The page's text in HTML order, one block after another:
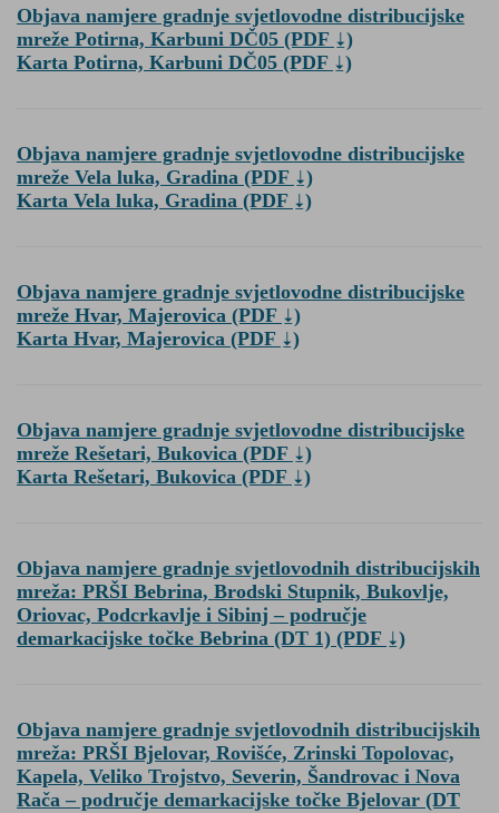
Objava namjere gradnje svjetlovodne distribucijske
mreže Potirna, Karbuni DČ05 (PDF
)
Karta Potirna, Karbuni DČ05 (PDF )
Objava namjere gradnje svjetlovodne distribucijske
mreže Vela luka, Gradina (PDF
)
Karta Vela luka, Gradina (PDF )
Objava namjere gradnje svjetlovodne distribucijske
mreže Hvar, Majerovica (PDF
)
Karta Hvar, Majerovica (PDF )
Objava namjere gradnje svjetlovodne distribucijske
mreže Rešetari, Bukovica (PDF
)
Karta Rešetari, Bukovica (PDF )
Objava namjere gradnje svjetlovodnih distribucijskih
mreža: PRŠI Bebrina, Brodski Stupnik, Bukovlje,
Oriovac, Podcrkavlje i Sibinj – područje
demarkacijske točke Bebrina (DT 1) (PDF )
Objava namjere gradnje svjetlovodnih distribucijskih
mreža: PRŠI Bjelovar, Rovišće, Zrinski Topolovac,
Kapela, Veliko Trojstvo, Severin, Šandrovac i Nova
Rača – područje demarkacijske točke Bjelovar (DT